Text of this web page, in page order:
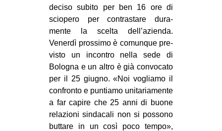
deciso subito per ben 16 ore di
scio­pero per con­tra­stare dura­
mente la scelta dell’azienda.
Venerdì pros­simo è comun­que pre­
vi­sto un incon­tro nella sede di
Bolo­gna e un altro è già con­vo­cato
per il 25 giu­gno. «Noi vogliamo il
con­fronto e pun­tiamo uni­ta­ria­mente
a far capire che 25 anni di buone
rela­zioni sin­da­cali non si pos­sono
but­tare in un così poco tempo»,